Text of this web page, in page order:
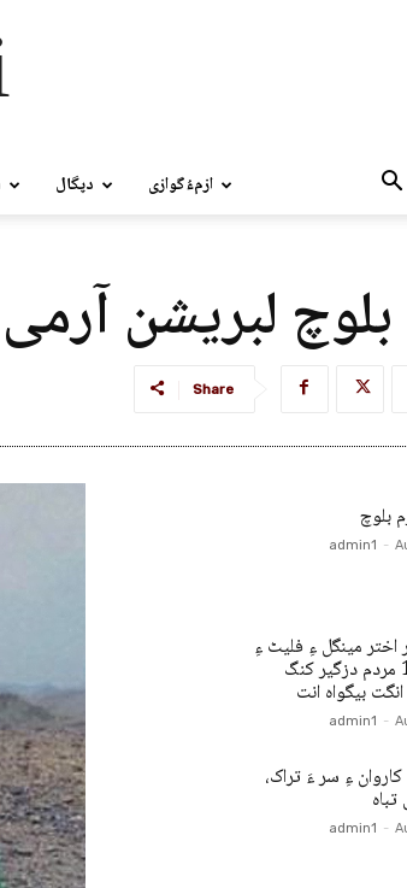
دپگال ازمءُگوازی
بلوچ لبریشن
Share
بلوچ
admin1 -
اختر مینگل ءِ فلیٹ ءِ
سر ءَ بیڑ ، 13 مردم دزگیر کنگ
admin1 -
ءِ سر ءَ تراک،
admin1 -